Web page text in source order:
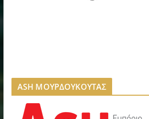
ASH ΜΟΥΡΔΟΥΚΟΥΤΑΣ